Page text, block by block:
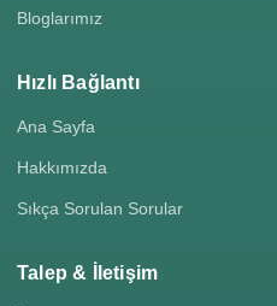
Bloglarımız
Hızlı Bağlantı
Ana Sayfa
Hakkımızda
Sıkça Sorulan Sorular
Talep & İletişim